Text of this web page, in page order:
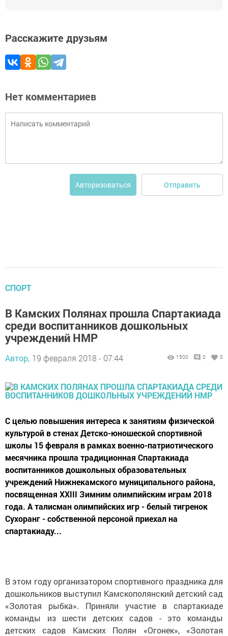
Расскажите друзьям
Нет комментариев
Авторизоваться Отправить
СПОРТ
В Камских Полянах прошла Спартакиада
среди воспитанников дошкольных
учреждений НМР
Автор, 19 февраля 2018 - 07:44 1500 0 0
С целью повышения интереса к занятиям физической
культурой в стенах Детско-юношеской спортивной
школы 15 февраля в рамках военно-патриотического
месячника прошла традиционная Спартакиада
воспитанников дошкольных образовательных
учреждений Нижнекамского муниципального района,
посвященная XXIII Зимним олимпийским играм 2018
года. А талисман олимпийских игр - белый тигренок
Сухоранг - собственной персоной приехал на
спартакиаду...
В этом году организатором спортивного праздника для
дошкольников выступил Камскополянский детский сад
«Золотая рыбка». Приняли участие в спартакиаде
команды из шести детских садов - это команды
детских садов Камских Полян «Огонек», «Золотая